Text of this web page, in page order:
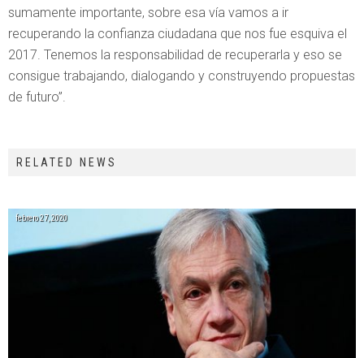
sumamente importante, sobre esa vía vamos a ir
recuperando la confianza ciudadana que nos fue esquiva el
2017. Tenemos la responsabilidad de recuperarla y eso se
consigue trabajando, dialogando y construyendo propuestas
de futuro”.
RELATED NEWS
febrero 27, 2020